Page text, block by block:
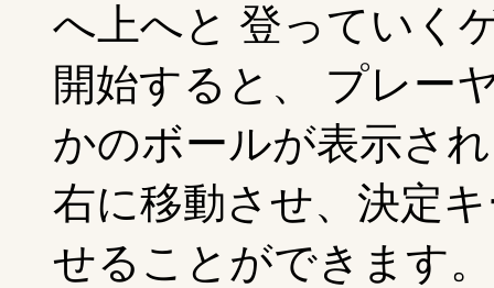
へ上へと 登っていく
開始すると、 プレー
かのボールが表示さ
右に移動させ、決定
せることができます